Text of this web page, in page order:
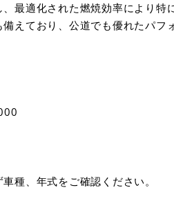
最適化された燃焼効率により特
えており、公道でも優れたパフ
種、年式をご確認ください。